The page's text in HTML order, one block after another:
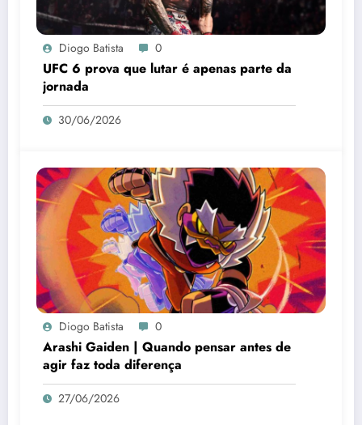
Diogo Batista 0
UFC 6 prova que lutar é apenas parte da
jornada
30/06/2026
Diogo Batista 0
Arashi Gaiden | Quando pensar antes de
agir faz toda diferença
27/06/2026